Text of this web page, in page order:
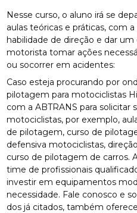
Nesse curso, o aluno irá se
aulas teóricas e práticas, com
habilidade de direção e dar
motorista tomar ações
ou socorrer em acidentes:
Caso esteja procurando por
pilotagem para motociclistas
com a ABTRANS para solicitar
motociclistas, por exemplo,
de pilotagem, curso de
defensiva motociclistas,
curso de pilotagem de carros.
time de profissionais
investir em equipamentos
necessidade. Fale conosco e
dos já citados, também